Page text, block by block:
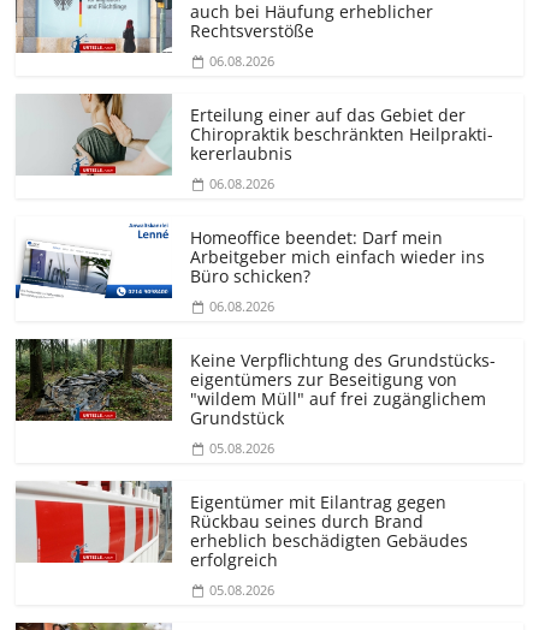
auch bei Häufung erheblicher
Rechtsverstöße
06.08.2026
Erteilung einer auf das Gebiet der
Chiropraktik beschränkten Heilprakti­
kererlaubnis
06.08.2026
Homeoffice beendet: Darf mein
Arbeitgeber mich einfach wieder ins
Büro schicken?
06.08.2026
Keine Verpflichtung des Grundstücks­
eigentümers zur Beseitigung von
"wildem Müll" auf frei zugänglichem
Grundstück
05.08.2026
Eigentümer mit Eilantrag gegen
Rückbau seines durch Brand
erheblich beschädigten Gebäudes
erfolgreich
05.08.2026